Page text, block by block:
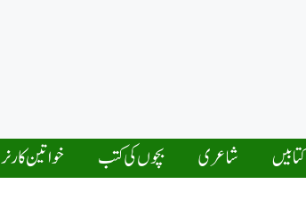
شاعری بچوں کی کتب خواتین کارنر